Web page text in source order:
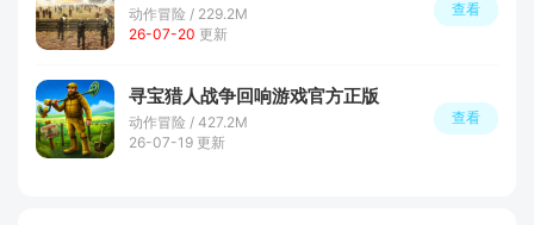
动作冒险 / 229.2M
26-07-20 更新
查看
寻宝猎人战争回响游戏官方正版
动作冒险 / 427.2M
26-07-19 更新
查看